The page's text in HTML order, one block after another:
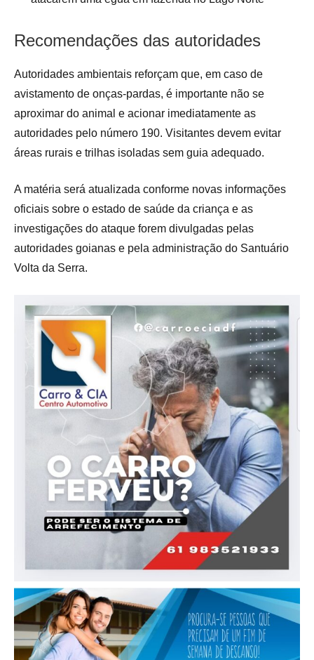
Recomendações das autoridades
Autoridades ambientais reforçam que, em caso de
avistamento de onças-pardas, é importante não se
aproximar do animal e acionar imediatamente as
autoridades pelo número 190. Visitantes devem evitar
áreas rurais e trilhas isoladas sem guia adequado.
A matéria será atualizada conforme novas informações
oficiais sobre o estado de saúde da criança e as
investigações do ataque forem divulgadas pelas
autoridades goianas e pela administração do Santuário
Volta da Serra.